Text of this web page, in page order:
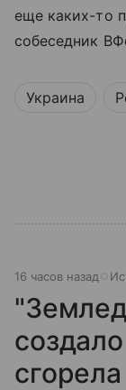
еще каких-то
собеседник
Украина
16 часов назад